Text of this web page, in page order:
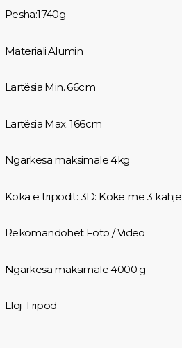
Pesha:1740g
Materiali:Alumin
Lartësia Min. 66cm
Lartësia Max. 166cm
Ngarkesa maksimale 4kg
Koka e tripodit: 3D: Kokë me 3 kahje
Rekomandohet Foto / Video
Ngarkesa maksimale 4000 g
Lloji Tripod